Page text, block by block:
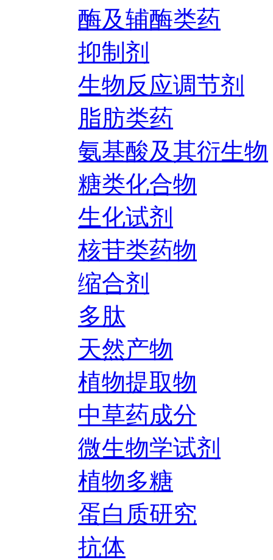
酶及辅酶类药
抑制剂
生物反应调节剂
脂肪类药
氨基酸及其衍生物
糖类化合物
生化试剂
核苷类药物
缩合剂
多肽
天然产物
植物提取物
中草药成分
微生物学试剂
植物多糖
蛋白质研究
抗体